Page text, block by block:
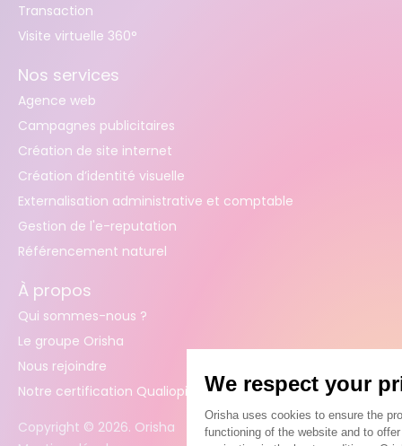
Transaction
Visite virtuelle 360°
Nos services
Agence web
Campagnes publicitaires
Création de site internet
Création d’identité visuelle
Externalisation administrative et comptable
Gestion de l'e-reputation
Référencement naturel
À propos
Qui sommes-nous ?
Le groupe Orisha
Nous rejoindre
Notre certification Qualiopi
Copyright © 2026. Orisha